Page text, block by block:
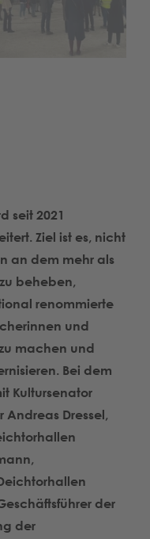
seit 2021
Ziel ist es, nicht
an dem mehr als
beheben,
renommierte
und
machen und
Bei dem
Kultursenator
Andreas Dressel,
der
der